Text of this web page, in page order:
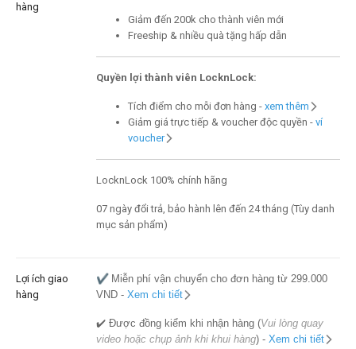
hàng
Giảm đến 200k cho thành viên mới
Freeship & nhiều quà tặng hấp dẫn
Quyền lợi thành viên LocknLock:
Tích điểm cho mỗi đơn hàng - xem thêm
Giảm giá trực tiếp & voucher độc quyền - ví
voucher
LocknLock 100% chính hãng
07 ngày đổi trả, bảo hành lên đến 24 tháng (Tùy danh
mục sản phẩm)
Lợi ích giao
hàng
✔️ Miễn phí vận chuyển cho đơn hàng từ 299.000
VND - Xem chi tiết
✔️ Được đồng kiểm khi nhận hàng (Vui lòng quay
video hoặc chụp ảnh khi khui hàng) - Xem chi tiết